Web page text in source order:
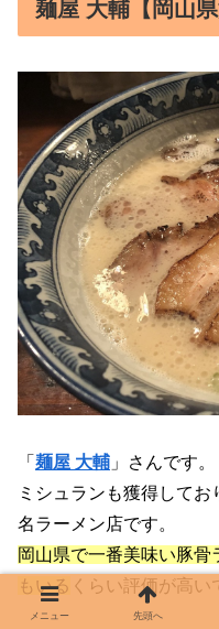
麺屋 大輔【岡山県
「 麺屋 大輔 」さんです。
ミシュランも獲得して
名ラーメン店です。
岡山県で一番美味い豚骨
もいる くらい評価が高い
メニュー 先頭へ